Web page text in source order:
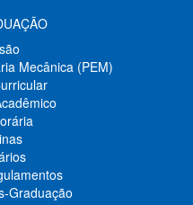
Mecânica (PEM)
Graduação